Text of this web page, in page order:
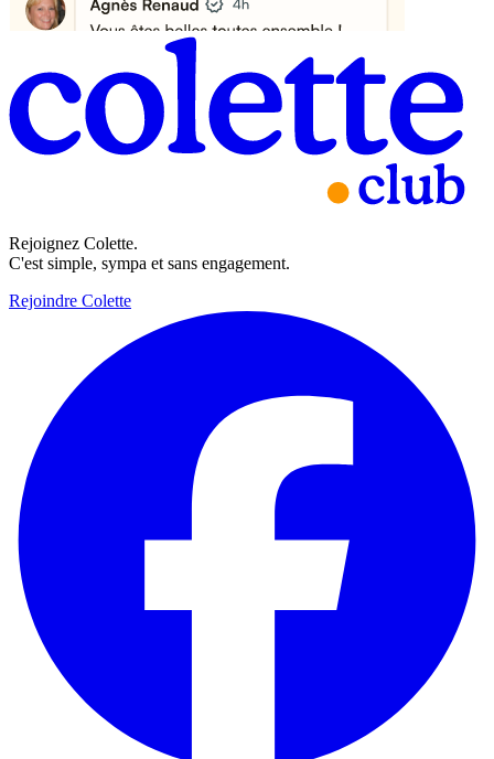
Rejoignez Colette.
C'est simple, sympa et sans engagement.
Rejoindre Colette